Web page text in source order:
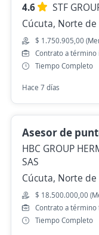
4.6
STF
Cúcuta, Norte
$ 1.750.905,00
Contrato a
Tiempo Completo
Hace 7 días
Asesor de
HBC GROUP
SAS
Cúcuta, Norte
$ 18.500.000,00
Contrato a término
Tiempo Completo